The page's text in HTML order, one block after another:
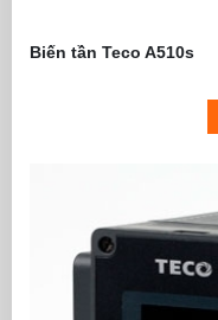
Biến tần Teco A510s